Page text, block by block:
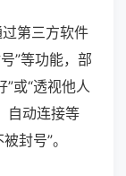
第三方软件
”等功能，部
或“透视他人
自动连接等
封号”。